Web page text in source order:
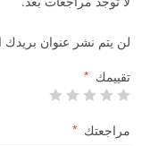
لن يتم نشر عنوان بريدك
تقييمك *
مراجعتك *